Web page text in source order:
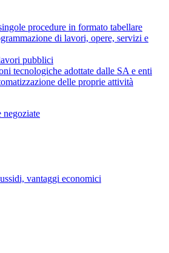
procedure in formato tabellare
di lavori, opere, servizi e
pubblici
tecnologiche adottate dalle SA e enti
delle proprie attività
vantaggi economici